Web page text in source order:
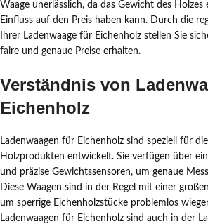
Waage unerlässlich, da das Gewicht des Holzes
Einfluss auf den Preis haben kann. Durch die
Ihrer Ladenwaage für Eichenholz stellen Sie
faire und genaue Preise erhalten.
Verständnis von
Eichenholz
Ladenwaagen für Eichenholz sind speziell für
Holzprodukten entwickelt. Sie verfügen über
und präzise Gewichtssensoren, um genaue
Diese Waagen sind in der Regel mit einer
um sperrige Eichenholzstücke problemlos
Ladenwaagen für Eichenholz sind auch in der